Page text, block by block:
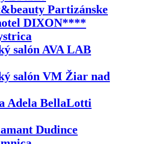
Partizánske
DIXON****
salón AVA LAB
salón VM Žiar nad
Adela BellaLotti
Dudince